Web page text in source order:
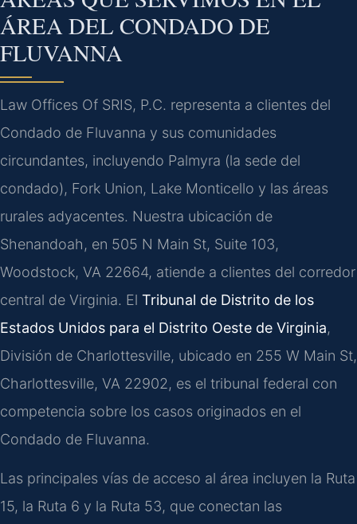
ÁREA DEL CONDADO DE
FLUVANNA
Law Offices Of SRIS, P.C. representa a clientes del
Condado de Fluvanna y sus comunidades
circundantes, incluyendo Palmyra (la sede del
condado), Fork Union, Lake Monticello y las áreas
rurales adyacentes. Nuestra ubicación de
Shenandoah, en 505 N Main St, Suite 103,
Woodstock, VA 22664, atiende a clientes del corredor
central de Virginia. El Tribunal de Distrito de los
Estados Unidos para el Distrito Oeste de Virginia,
División de Charlottesville, ubicado en 255 W Main St,
Charlottesville, VA 22902, es el tribunal federal con
competencia sobre los casos originados en el
Condado de Fluvanna.
Las principales vías de acceso al área incluyen la Ruta
15, la Ruta 6 y la Ruta 53, que conectan las